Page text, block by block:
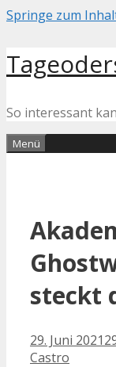
Springe zum
So interessant
Menü
steckt
29. Juni 2021
Castro